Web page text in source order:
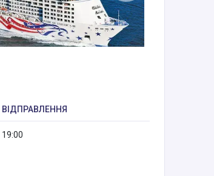
ВІДПРАВЛЕННЯ
19:00